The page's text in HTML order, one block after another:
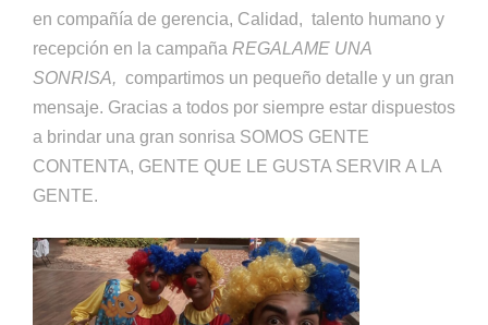
en compañía de gerencia, Calidad, talento humano y
recepción en la campaña REGALAME UNA
SONRISA, compartimos un pequeño detalle y un gran
mensaje. Gracias a todos por siempre estar dispuestos
a brindar una gran sonrisa SOMOS GENTE
CONTENTA, GENTE QUE LE GUSTA SERVIR A LA
GENTE.